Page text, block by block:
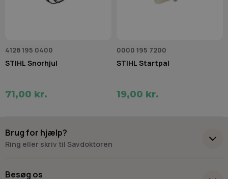
4128 195 0400
STIHL Snorhjul
71,00 kr.
0000 195 7200
STIHL Startpal
19,00 kr.
Brug for hjælp?
Ring eller skriv til Savdoktoren
Besøg os